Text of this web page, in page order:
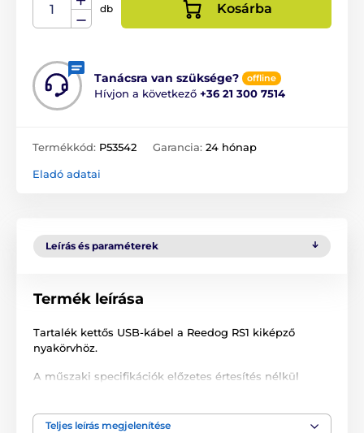
db Kosárba
Tanácsra van szüksége? offline
Hívjon a következő +36 21 300 7514
Termékkód: P53542 Garancia: 24 hónap
Eladó adatai
Leírás és paraméterek
Termék leírása
Tartalék kettős USB-kábel a Reedog RS1 kiképző
nyakörvhöz.
A műszaki specifikációk előzetes értesítés nélkül
Teljes leírás megjelenítése